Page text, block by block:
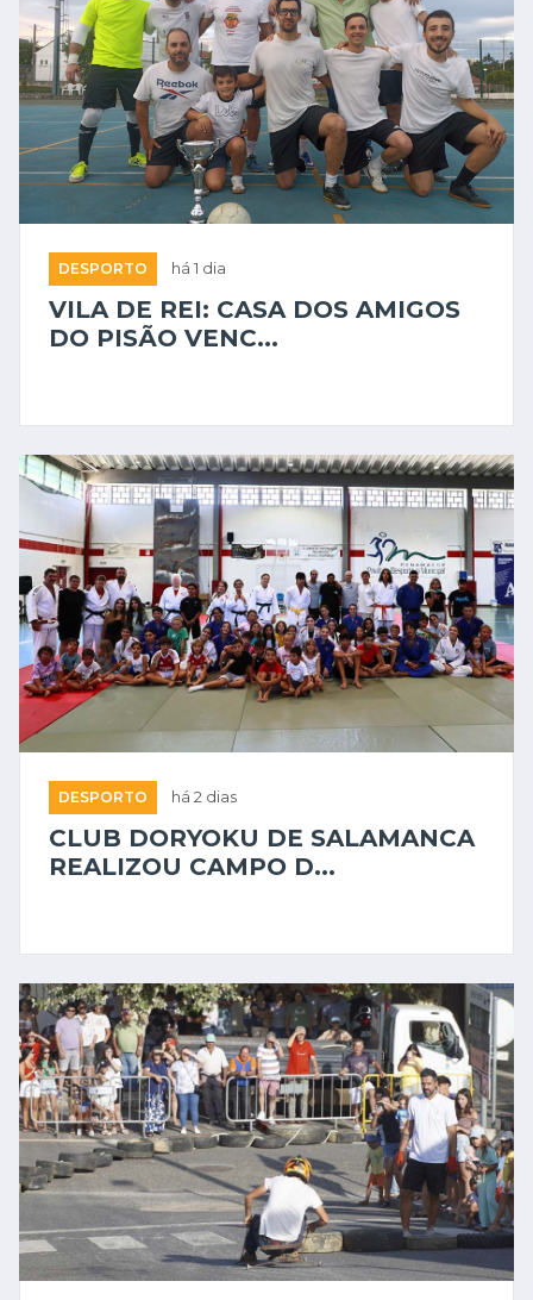
DESPORTO há 1 dia
VILA DE REI: CASA DOS AMIGOS
DO PISÃO VENC...
DESPORTO há 2 dias
CLUB DORYOKU DE SALAMANCA
REALIZOU CAMPO D...